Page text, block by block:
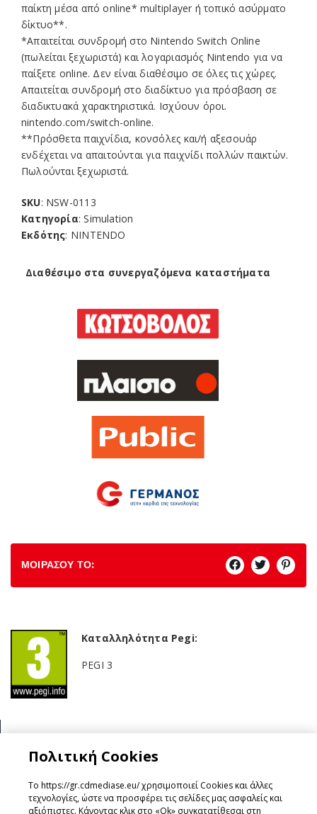
παίκτη μέσα από online* multiplayer ή τοπικό ασύρματο
δίκτυο**.
*Απαιτείται συνδρομή στο Nintendo Switch Online
(πωλείται ξεχωριστά) και λογαριασμός Nintendo για να
παίξετε online. Δεν είναι διαθέσιμο σε όλες τις χώρες.
Απαιτείται συνδρομή στο διαδίκτυο για πρόσβαση σε
διαδικτυακά χαρακτηριστικά. Ισχύουν όροι.
nintendo.com/switch-online.
**Πρόσθετα παιχνίδια, κονσόλες και/ή αξεσουάρ
ενδέχεται να απαιτούνται για παιχνίδι πολλών παικτών.
Πωλούνται ξεχωριστά.
SKU: NSW-0113
Κατηγορία: Simulation
Εκδότης: NINTENDO
Διαθέσιμο στα συνεργαζόμενα καταστήματα
ΜΟΙΡΑΣΟΥ ΤΟ:
Καταλληλότητα Pegi:
PEGI 3
Simulation
Πολιτική Cookies
Το https://gr.cdmediase.eu/ χρησιμοποιεί Cookies και άλλες
τεχνολογίες, ώστε να προσφέρει τις σελίδες μας ασφαλείς και
αξιόπιστες. Κάνοντας κλικ στο «Ok» συγκατατίθεσαι στη